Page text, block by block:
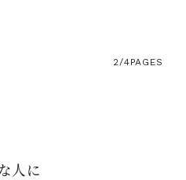
2/4PAGES
人に